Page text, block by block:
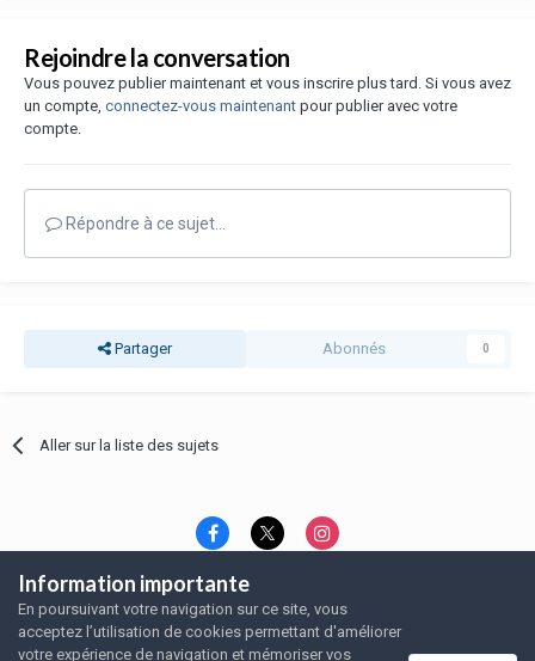
Rejoindre la conversation
Vous pouvez publier maintenant et vous inscrire plus tard. Si vous avez
un compte, connectez-vous maintenant pour publier avec votre
compte.
Répondre à ce sujet…
Partager Abonnés 0
Aller sur la liste des sujets
Langue Thème
Politique de confidentialité
Nous contacter
Nous contacter
SRFA, l'association des amoureux du rat domestique
Information importante
En poursuivant votre navigation sur ce site, vous
acceptez l’utilisation de cookies permettant d'améliorer
votre expérience de navigation et mémoriser vos